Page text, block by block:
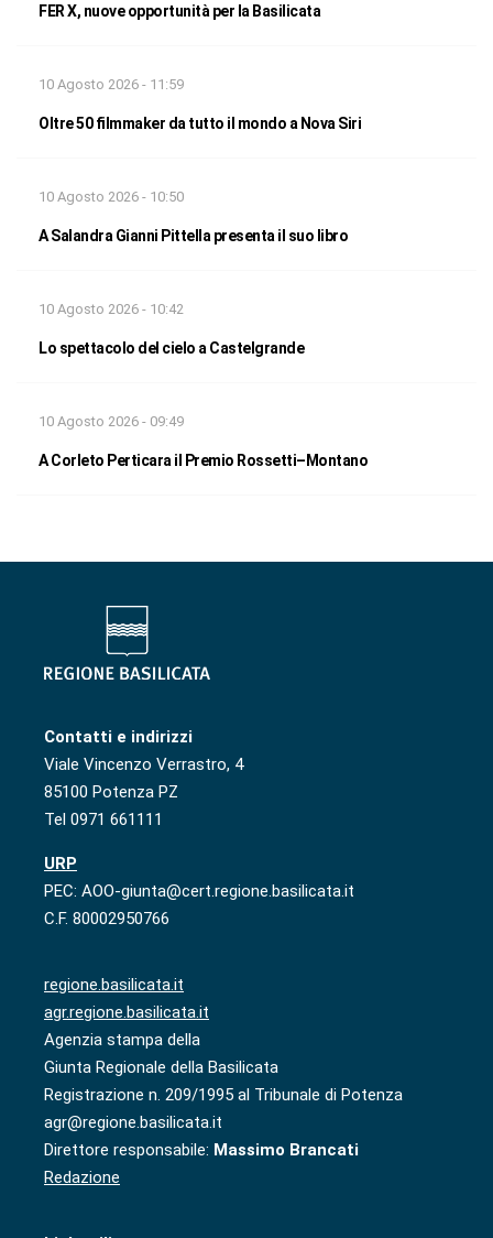
FER X, nuove opportunità per la Basilicata
10 Agosto 2026 - 11:59
Oltre 50 filmmaker da tutto il mondo a Nova Siri
10 Agosto 2026 - 10:50
A Salandra Gianni Pittella presenta il suo libro
10 Agosto 2026 - 10:42
Lo spettacolo del cielo a Castelgrande
10 Agosto 2026 - 09:49
A Corleto Perticara il Premio Rossetti–Montano
Contatti e indirizzi
Viale Vincenzo Verrastro, 4
85100 Potenza PZ
Tel 0971 661111
URP
PEC: AOO-giunta@cert.regione.basilicata.it
C.F. 80002950766
regione.basilicata.it
agr.regione.basilicata.it
Agenzia stampa della
Giunta Regionale della Basilicata
Registrazione n. 209/1995 al Tribunale di Potenza
agr@regione.basilicata.it
Direttore responsabile: Massimo Brancati
Redazione